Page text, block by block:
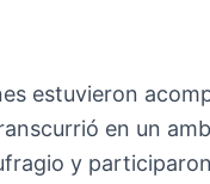
estuvieron
en un
y